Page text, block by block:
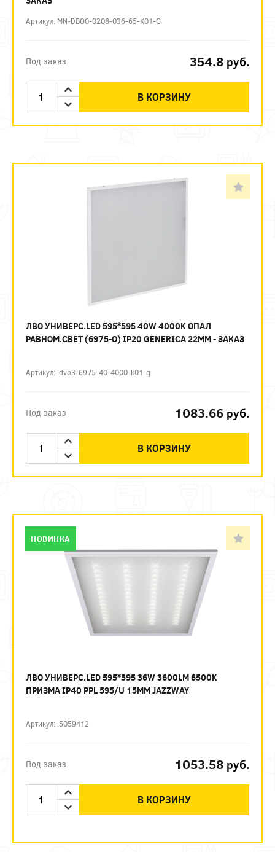
Артикул: MN-DBO0-0208-036-65-K01-G
Под заказ 354.8 руб.
В КОРЗИНУ
ЛВО УНИВЕРС.LED 595*595 40W 4000K ОПАЛ
РАВНОМ.СВЕТ (6975-O) IP20 GENERICA 22ММ - ЗАКАЗ
Артикул: ldvo3-6975-40-4000-k01-g
Под заказ 1083.66 руб.
В КОРЗИНУ
ЛВО УНИВЕРС.LED 595*595 36W 3600LM 6500K
ПРИЗМА IP40 PPL 595/U 15ММ JAZZWAY
Артикул: .5059412
Под заказ 1053.58 руб.
В КОРЗИНУ
НОВИНКА